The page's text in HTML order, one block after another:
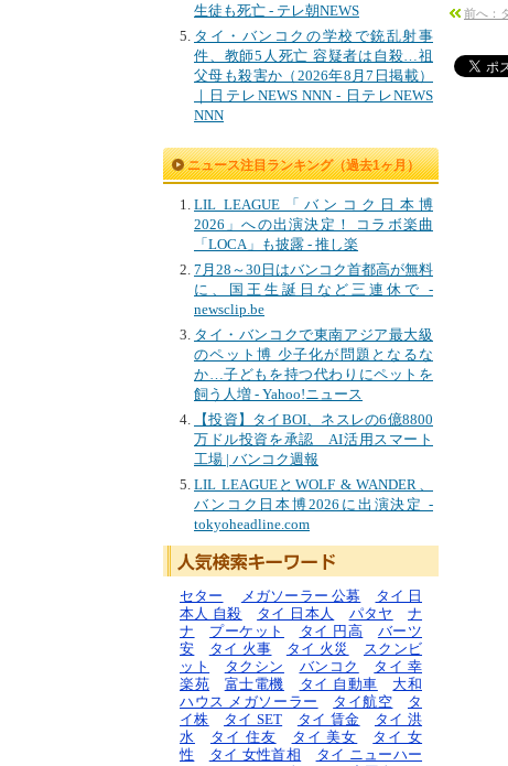
生徒も死亡 - テレ朝NEWS
タイ・バンコクの学校で銃乱射事
件、教師5人死亡 容疑者は自殺…祖
父母も殺害か（2026年8月7日掲載）
｜日テレNEWS NNN - 日テレNEWS
NNN
ニュース注目ランキング（過去1ヶ月）
LIL LEAGUE「バンコク日本博
2026」への出演決定！ コラボ楽曲
「LOCA」も披露 - 推し楽
7月28～30日はバンコク首都高が無料
に、国王生誕日など三連休で -
newsclip.be
タイ・バンコクで東南アジア最大級
のペット博 少子化が問題となるな
か…子どもを持つ代わりにペットを
飼う人増 - Yahoo!ニュース
【投資】タイBOI、ネスレの6億8800
万ドル投資を承認 AI活用スマート
工場 | バンコク週報
LIL LEAGUEとWOLF & WANDER、
バンコク日本博2026に出演決定 -
tokyoheadline.com
セター メガソーラー 公募
タイ 日
本人 自殺
タイ 日本人 パタヤ
ナ
ナ
プーケット タイ 円高
バーツ
安
タイ 火事 タイ 火災
スクンビ
ット
タクシン バンコク
タイ 幸
楽苑
富士電機 タイ 自動車
大和
ハウス メガソーラー
タイ航空
タ
イ株
タイ SET タイ 賃金
タイ 洪
水
タイ 住友 タイ 美女
タイ 女
性
タイ 女性首相
タイ ニューハー
前へ：